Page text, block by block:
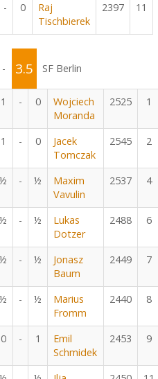
- 0
Raj
Tischbierek
2397 11
- 3.5 SF Berlin
1 - 0
Wojciech
Moranda
2525 1
1 - 0
Jacek
Tomczak
2545 2
½ - ½
Maxim
Vavulin
2537 4
½ - ½
Lukas
Dotzer
2488 6
½ - ½
Jonasz
Baum
2449 7
½ - ½
Marius
Fromm
2440 8
0 - 1
Emil
Schmidek
2453 9